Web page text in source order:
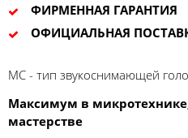
ФИРМЕННАЯ ГАРАНТИЯ
ОФИЦИАЛЬНАЯ
MC - тип звукоснимающей
Максимум в
мастерстве